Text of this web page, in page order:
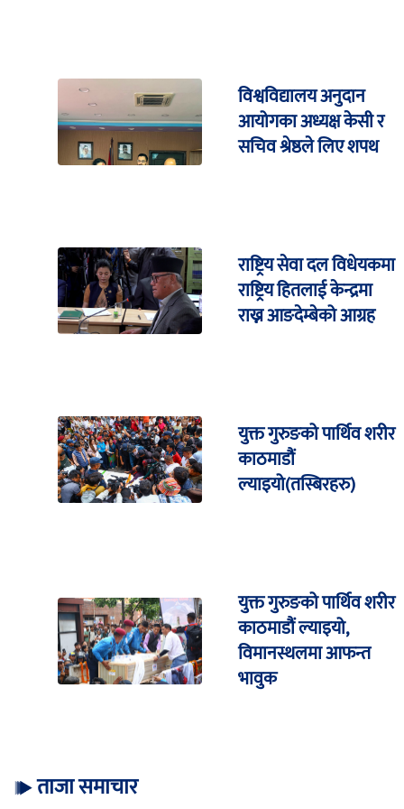
विश्वविद्यालय अनुदान
आयोगका अध्यक्ष केसी र
सचिव श्रेष्ठले लिए शपथ
राष्ट्रिय सेवा दल विधेयकमा
राष्ट्रिय हितलाई केन्द्रमा
राख्न आङदेम्बेको आग्रह
युक्त गुरुङको पार्थिव शरीर
काठमाडौं
ल्याइयो(तस्बिरहरु)
युक्त गुरुङको पार्थिव शरीर
काठमाडौं ल्याइयो,
विमानस्थलमा आफन्त
भावुक
ताजा समाचार